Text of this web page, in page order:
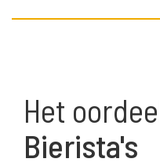
Het
Bierista's